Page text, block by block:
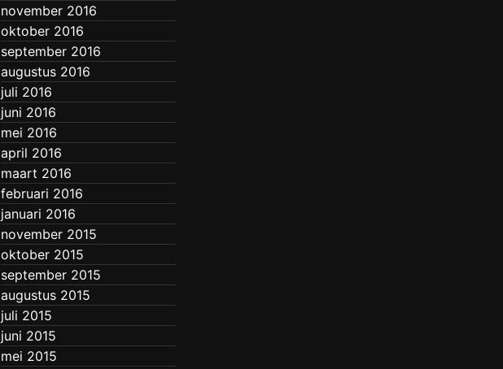
november 2016
oktober 2016
september 2016
augustus 2016
juli 2016
juni 2016
mei 2016
april 2016
maart 2016
februari 2016
januari 2016
november 2015
oktober 2015
september 2015
augustus 2015
juli 2015
juni 2015
mei 2015